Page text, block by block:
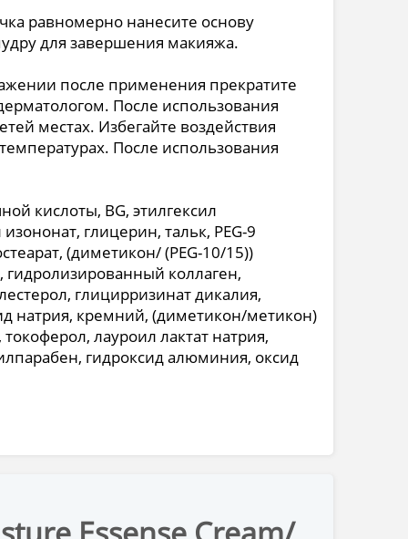
равномерно нанесите основу
для завершения макияжа.
после применения прекратите
После использования
местах. Избегайте воздействия
После использования
кислоты, BG, этилгексил
глицерин, тальк, PEG-9
(диметикон/ (PEG-10/15))
гидролизированный коллаген,
глицирризинат дикалия,
натрия, кремний, (диметикон/метикон)
лауроил лактат натрия,
гидроксид алюминия, оксид